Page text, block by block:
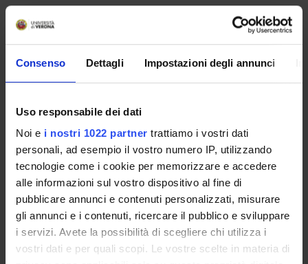
Consenso Dettagli Impostazioni degli annunci
Uso responsabile dei dati
Noi e i nostri 1022 partner trattiamo i vostri dati
personali, ad esempio il vostro numero IP, utilizzando
tecnologie come i cookie per memorizzare e accedere
alle informazioni sul vostro dispositivo al fine di
pubblicare annunci e contenuti personalizzati, misurare
gli annunci e i contenuti, ricercare il pubblico e sviluppare
i servizi. Avete la possibilità di scegliere chi utilizza i
vostri dati e per quali scopi. Le vostre scelte in materia di
Elisa Bertazzoni Minelli
Farmacologia
ATTIVITÀ
AREE DI RICERCA